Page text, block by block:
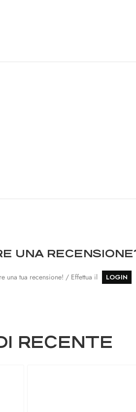
UNA
una tua recensione! / Effettua il LOGIN
RECENTE